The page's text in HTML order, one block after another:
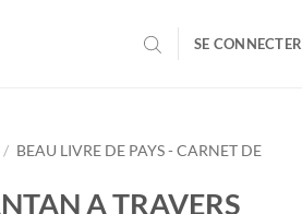
SE CONNECTER
/ BEAU LIVRE DE PAYS - CARNET DE
A TRAVERS